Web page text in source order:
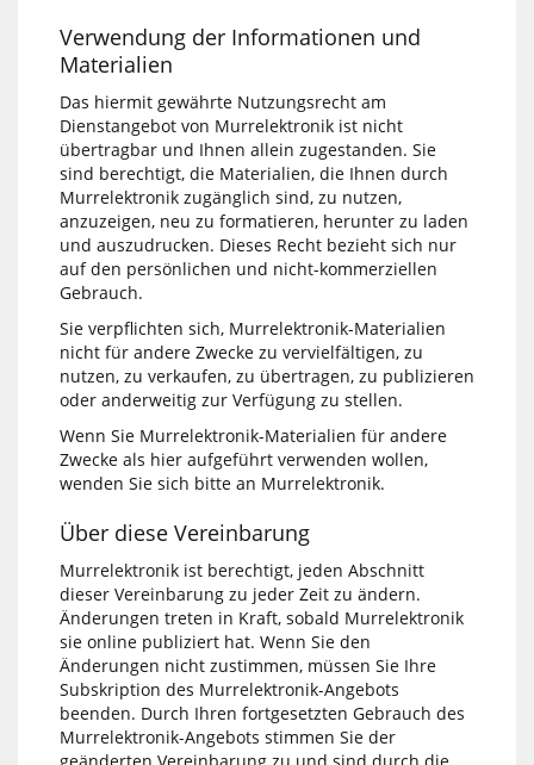
Verwendung der Informationen und
Materialien
Das hiermit gewährte Nutzungsrecht am
Dienstangebot von Murrelektronik ist nicht
übertragbar und Ihnen allein zugestanden. Sie
sind berechtigt, die Materialien, die Ihnen durch
Murrelektronik zugänglich sind, zu nutzen,
anzuzeigen, neu zu formatieren, herunter zu laden
und auszudrucken. Dieses Recht bezieht sich nur
auf den persönlichen und nicht-kommerziellen
Gebrauch.
Sie verpflichten sich, Murrelektronik-Materialien
nicht für andere Zwecke zu vervielfältigen, zu
nutzen, zu verkaufen, zu übertragen, zu publizieren
oder anderweitig zur Verfügung zu stellen.
Wenn Sie Murrelektronik-Materialien für andere
Zwecke als hier aufgeführt verwenden wollen,
wenden Sie sich bitte an Murrelektronik.
Über diese Vereinbarung
Murrelektronik ist berechtigt, jeden Abschnitt
dieser Vereinbarung zu jeder Zeit zu ändern.
Änderungen treten in Kraft, sobald Murrelektronik
sie online publiziert hat. Wenn Sie den
Änderungen nicht zustimmen, müssen Sie Ihre
Subskription des Murrelektronik-Angebots
beenden. Durch Ihren fortgesetzten Gebrauch des
Murrelektronik-Angebots stimmen Sie der